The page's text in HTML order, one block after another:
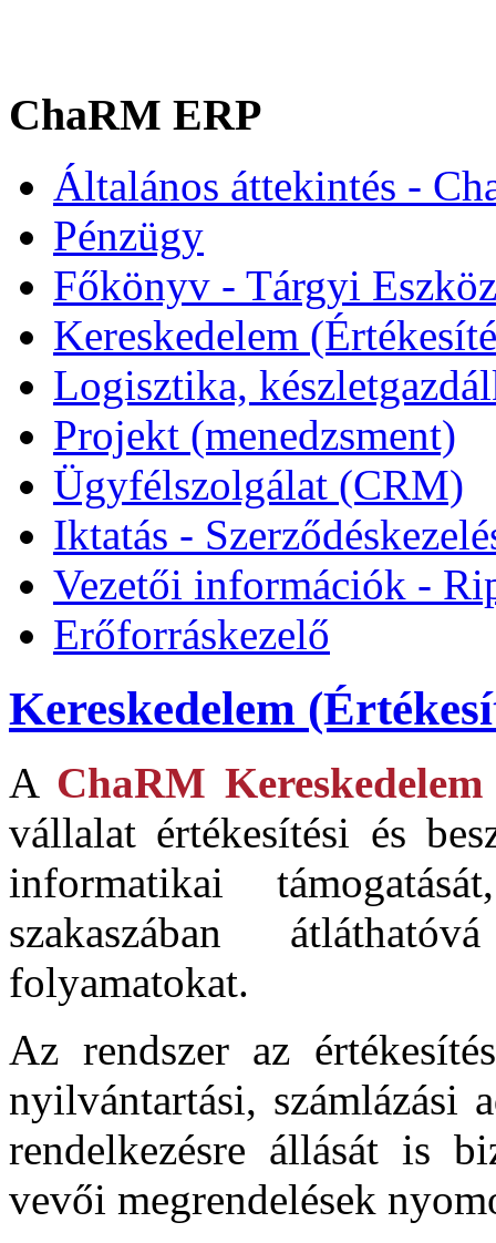
ChaRM ERP
Általános áttekintés -
Pénzügy
Főkönyv - Tárgyi Eszköz
Kereskedelem
Logisztika,
Projekt (menedzsment)
Ügyfélszolgálat (CRM)
Iktatás -
Vezetői információk -
Erőforráskezelő
Kereskedelem
A ChaRM
vállalat értékesítési és
informatikai
szakaszában
folyamatokat.
Az rendszer az
nyilvántartási,
rendelkezésre állását is
vevői megrendelések